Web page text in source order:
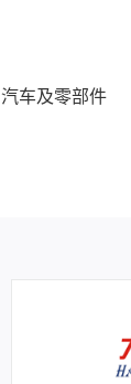
汽车及零部件